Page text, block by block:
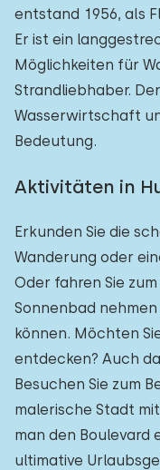
entstand 1956, als
Er ist ein
Möglichkeiten für
Strandliebhaber.
Wasserwirtschaft
Bedeutung.
Aktivitäten in
Erkunden Sie die
Wanderung oder
Oder fahren Sie
Sonnenbad
können. Möchten
entdecken? Auch
Besuchen Sie zum
malerische Stadt
man den Boulevard
ultimative